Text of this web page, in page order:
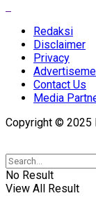
Redaksi
Disclaimer
Privacy
Contact Us
Media
Copyright © 2025
No Result
View All Result